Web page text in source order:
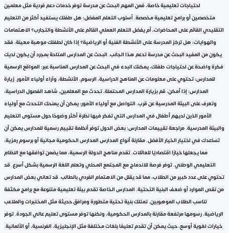
احتياجات تعليمية خاصة، فمن المهم البحث عن مدرسة توفر خدمات دعم فردية مثل معلمين
متخصصين أو برامج تعليمية مخصصة. أسلوب التعلم المفضل: هل طفلك يستفيد أكثر من التعليم
التقليدي القائم على المحاضرات، أم يفضل التعلم العملي القائم على الأنشطة والتجارب؟ الاهتمامات
والهوايات: هل تركز المدرسة على الأنشطة الفنية أو الرياضية؟ إذا كان لطفلك موهبة معينة، فقد
يكون من المفيد البحث عن مدرسة تدعم هذا الجانب. البحث عن المدارس المتاحة بمجرد أن يكون لديك
فكرة واضحة عن احتياجات طفلك، يمكنك البدء في البحث عن المدارس المناسبة عبر: المواقع الرسمية
للمدارس: تحتوي على معلومات عن المناهج الدراسية، الرسوم، الأنشطة، وآراء أولياء الأمور. زيارة
المدارس: إذا أمكن، قم بزيارة المدارس المحتملة، تحدث مع المعلمين، شاهد الفصول الدراسية،
وتعرف على البيئة المدرسية عن قرب. التواصل مع أولياء الأمور: يمكن أن يمنحك التحدث مع أولياء
الأمور الذين لديهم أطفال في المدارس التي تفكر فيها نظرة أكثر وضوحًا حول مستوى التعليم
والبيئة المدرسية. مراجعة تقييمات المدارس: بعض الدول توفر أنظمة تقييم رسمية للمدارس يمكن أن
تساعدك في اختيار الخيار الأفضل. مقارنة أنواع المدارس المدارس الحكومية مجانية أو برسوم رمزية،
مما يجعلها خيارًا اقتصاديًا للعائلات. تقدم مناهج الدولة الرسمية، مما يضمن توافقها مع النظام
التعليمي الوطني. توفر فرصة للاندماج مع المجتمع المحلي وتعلم اللغة الرسمية بشكل أسرع. قد
تحتوي على عدد كبير من الطلاب، مما قد يقلل من الاهتمام الفردي بالطالب. قد تعاني بعض المدارس
من نقص الموارد أو ضعف البنية التحتية. المدارس الخاصة تقدم بيئة تعليمية متنوعة مع برامج مكثفة
تناسب الطلاب الموهوبين. تمتلك بنية تحتية متطورة ومرافق حديثة مثل المختبرات والملاعب
الرياضية. رسومها مرتفعة مقارنة بالمدارس الحكومية، ولكنها توفر مستوى تعليم عالي الجودة. توفر
خيارات لغوية أوسع، حيث يمكن أن تقدم تعليمًا بلغات مختلفة مثل الإنجليزية، الفرنسية، أو الألمانية.